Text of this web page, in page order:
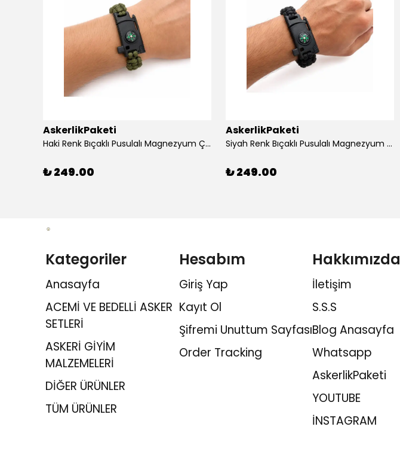
AskerlikPaketi
Haki Renk Bıçaklı Pusulalı Magnezyum Çubuklu Düdüklü Paracord Bileklik
₺ 249.00
AskerlikPaketi
Siyah Renk Bıçaklı Pusulalı Magnezyum Çubuklu Düdüklü Paracord Bileklik
₺ 249.00
Kategoriler
Anasayfa
ACEMİ VE BEDELLİ ASKER
SETLERİ
ASKERİ GİYİM
MALZEMELERİ
DİĞER ÜRÜNLER
TÜM ÜRÜNLER
Hesabım
Giriş Yap
Kayıt Ol
Şifremi Unuttum Sayfası
Order Tracking
Hakkımızda
İletişim
S.S.S
Blog Anasayfa
Whatsapp
AskerlikPaketi
YOUTUBE
İNSTAGRAM